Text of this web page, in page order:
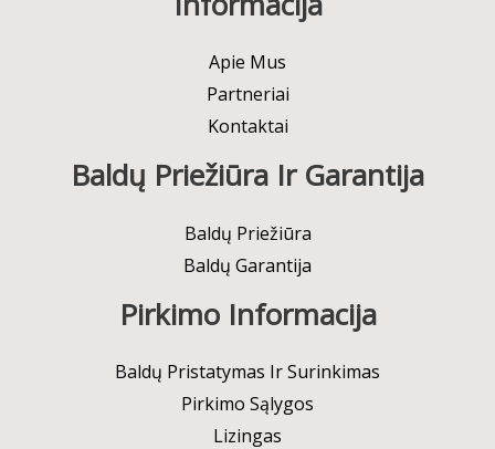
Apie Mus
Partneriai
Kontaktai
Baldų Priežiūra Ir Garantija
Baldų Priežiūra
Baldų Garantija
Pirkimo Informacija
Baldų Pristatymas Ir Surinkimas
Pirkimo Sąlygos
Lizingas